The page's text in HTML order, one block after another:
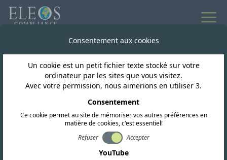
Eswatini
Consentement aux cookies
Un cookie est un petit fichier texte stocké sur votre
ordinateur par les sites que vous visitez.
Avec votre permission, nous aimerions en utiliser 3.
Consentement
Ce cookie permet au site de mémoriser vos autres préférences en
matière de cookies, c'est essentiel!
Refuser
Accepter
YouTube